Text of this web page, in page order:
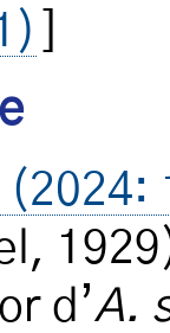
(2024:
d’A.